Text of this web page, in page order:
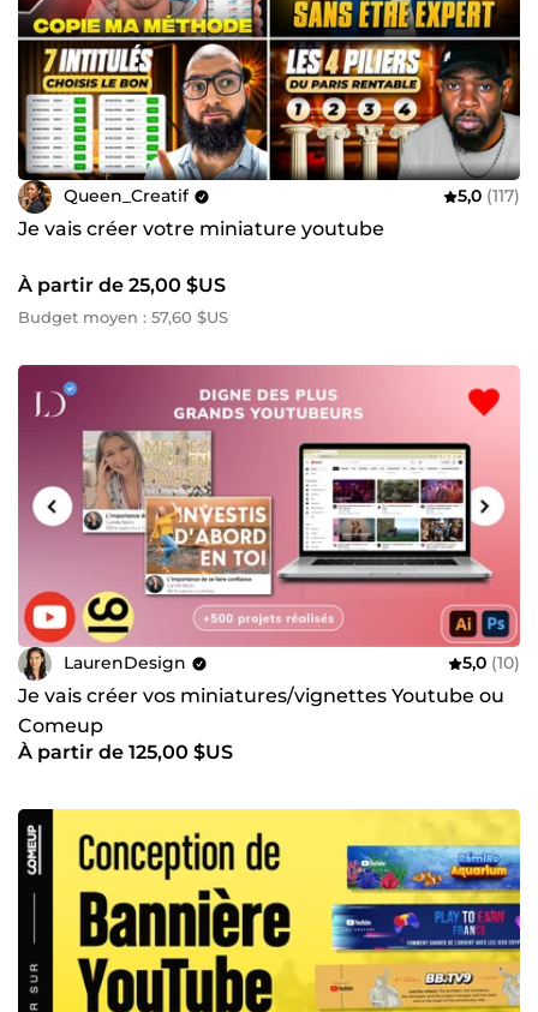
Queen_Creatif 5,0 (117)
Je vais créer votre miniature youtube
À partir de 25,00 $US
Budget moyen : 57,60 $US
LaurenDesign 5,0 (10)
Je vais créer vos miniatures/vignettes Youtube ou
Comeup
À partir de 125,00 $US